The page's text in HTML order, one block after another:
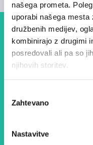
našega prometa.
uporabi našega
družbenih medijev,
kombinirajo z drugimi
posredovali ali pa so
njihovih storitev.
soglasja
Zahtevano
Nastavitve
Dogodki,
evropske
– prijavite
našimi